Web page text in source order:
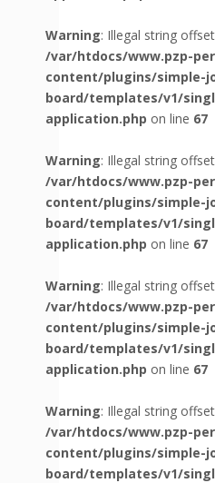
Warning: Illegal string
/var/htdocs/www.pzp-
content/plugins/simple-
board/templates/v1/
application.php on line 67
Warning: Illegal string
/var/htdocs/www.pzp-
content/plugins/simple-
board/templates/v1/
application.php on line 67
Warning: Illegal string
/var/htdocs/www.pzp-
content/plugins/simple-
board/templates/v1/
application.php on line 67
Warning: Illegal string
/var/htdocs/www.pzp-
content/plugins/simple-
board/templates/v1/